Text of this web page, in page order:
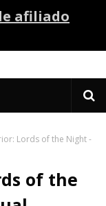
afiliado
Lords of the Night -
of the